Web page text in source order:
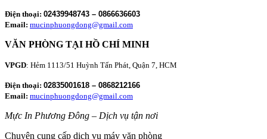
Điện thoại: 02439948743 – 0866636603
Email: mucinphuongdong@gmail.com
VĂN PHÒNG TẠI HỒ CHÍ MINH
VPGD: Hẻm 1113/51 Huỳnh Tấn Phát, Quận 7, HCM
Điện thoại: 02835001618 – 0868212166
Email: mucinphuongdong@gmail.com
Mực In Phương Đông – Dịch vụ tận nơi
Chuyên cung cấp dịch vụ máy văn phòng